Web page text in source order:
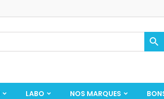

LABO NOS MARQUES